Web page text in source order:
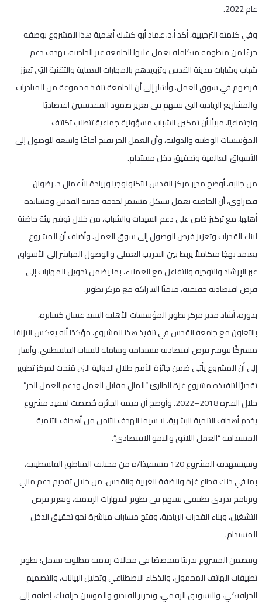
عام 2022.
وفي كلمته الترحيبية، أكد أ.د. عماد أبو كشك أهمية هذا المشروع بوصفه
جزءًا من منظومة متكاملة تعمل عليها الجامعة عبر الحاضنة، بهدف دعم
شباب وشابات مدينة القدس وتزويدهم بالمهارات العملية والتقنية التي تعزز
فرصهم في سوق العمل. وأشار إلى أن الجامعة تنفذ مجموعة من المبادرات
والمشاريع الريادية التي تسهم في تعزيز صمود المقدسيين اقتصاديًا
واجتماعيًا، مبينًا أن تمكين الشباب مسؤولية جماعية تتطلب تكاتف
المؤسسات الوطنية والدولية، وأن العمل الحر يفتح آفاقًا واسعة للوصول إلى
الأسواق العالمية وتحقيق دخل مستدام.
من جانبه، أوضح مدير مركز القدس للتكنولوجيا وريادة الأعمال د. رضوان
قصراوي، أن الحاضنة تعمل بشكل مستمر لخدمة مدينة القدس ومساندة
أهلها، مع تركيز خاص على دعم السيدات والشباب، من خلال توفير بيئة حاضنة
لبناء القدرات وتعزيز فرص الوصول إلى سوق العمل. وأضاف أن المشروع
يعتمد نهجًا متكاملاً يربط بين التدريب العملي والوصول المباشر إلى الأسواق
عبر الإرشاد والتوجيه والتفاعل مع العملاء، بما يضمن تحويل المهارات إلى
فرص اقتصادية حقيقية، مثمنًا الشراكة مع مركز تطوير.
بدوره، أشاد مدير مركز تطوير المؤسسات الأهلية السيد غسان كسابرة،
بالتعاون مع جامعة القدس في تنفيذ هذا المشروع، مؤكدًا أنه يعكس التزامًا
مشتركًا بتوفير فرص اقتصادية مستدامة وشاملة للشباب الفلسطيني. وأشار
إلى أن المشروع يأتي ضمن جائزة الأمير طلال الدولية التي مُنحت لمركز تطوير
تقديرًا لتنفيذه مشروع غزة الطارئ “المال مقابل العمل ودعم العمل الحر”
خلال الفترة 2018–2022. وأوضح أن قيمة الجائزة خُصصت لتنفيذ مشروع
يخدم أهداف التنمية البشرية، لا سيما الهدف الثامن من أهداف التنمية
المستدامة “العمل اللائق والنمو الاقتصادي”.
وسيستهدف المشروع 120 مستفيدًا/ة من مختلف المناطق الفلسطينية،
بما في ذلك قطاع غزة والضفة الغربية والقدس، من خلال تقديم دعم مالي
وبرنامج تدريبي تطبيقي يسهم في تطوير المهارات الرقمية، وتعزيز فرص
التشغيل، وبناء القدرات الريادية، وفتح مسارات مباشرة نحو تحقيق الدخل
المستدام.
ويتضمن المشروع تدريبًا متخصصًا في مجالات رقمية مطلوبة تشمل: تطوير
تطبيقات الهاتف المحمول، والذكاء الاصطناعي وتحليل البيانات، والتصميم
الجرافيكي، والتسويق الرقمي، وتحرير الفيديو والموشن جرافيك، إضافة إلى